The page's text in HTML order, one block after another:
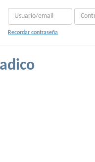
Recordar contraseña